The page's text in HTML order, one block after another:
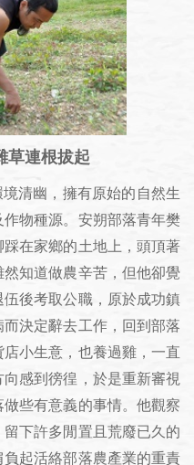
草連根拔起
清幽，擁有原始的自然生
物種源。安朔部落青年樊
在家鄉的土地上，頭頂著
知道做農辛苦，但他卻覺
後考取公職，原於成功鎮
決定辭去工作，回到部落
小生意，也養過雞，一直
感到徬徨，於是重新審視
些有意義的事情。他觀察
下許多閒置且荒廢已久的
起活絡部落農產業的重責